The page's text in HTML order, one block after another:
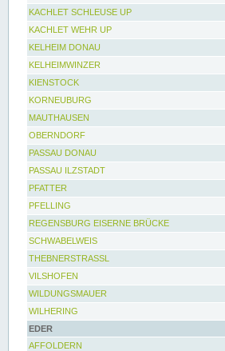
KACHLET SCHLEUSE UP
KACHLET WEHR UP
KELHEIM DONAU
KELHEIMWINZER
KIENSTOCK
KORNEUBURG
MAUTHAUSEN
OBERNDORF
PASSAU DONAU
PASSAU ILZSTADT
PFATTER
PFELLING
REGENSBURG EISERNE BRÜCKE
SCHWABELWEIS
THEBNERSTRASSL
VILSHOFEN
WILDUNGSMAUER
WILHERING
EDER
AFFOLDERN